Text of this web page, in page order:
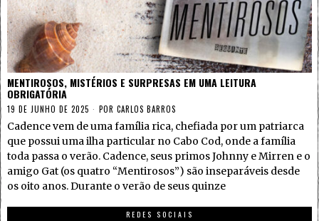
MENTIROSOS, MISTÉRIOS E SURPRESAS EM UMA LEITURA
OBRIGATÓRIA
19 DE JUNHO DE 2025 POR CARLOS BARROS
Cadence vem de uma família rica, chefiada por um patriarca
que possui uma ilha particular no Cabo Cod, onde a família
toda passa o verão. Cadence, seus primos Johnny e Mirren e o
amigo Gat (os quatro “Mentirosos”) são inseparáveis desde
os oito anos. Durante o verão de seus quinze
REDES SOCIAIS